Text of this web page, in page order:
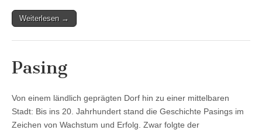
Weiterlesen →
Pasing
Von einem ländlich geprägten Dorf hin zu einer mittelbaren
Stadt: Bis ins 20. Jahrhundert stand die Geschichte Pasings im
Zeichen von Wachstum und Erfolg. Zwar folgte der